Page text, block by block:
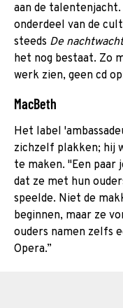
aan de
onderdeel van de
steeds De nachtwacht
het nog bestaat. Zo
werk zien, geen cd
MacBeth
Het label
zichzelf plakken; hij
te maken. "Een paar
dat ze met hun
speelde. Niet de
beginnen, maar ze
ouders namen zelfs
Opera.”